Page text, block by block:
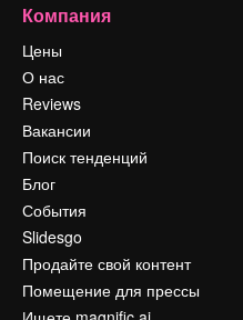
Компания
Цены
О нас
Reviews
Вакансии
Поиск тенденций
Блог
События
Slidesgo
Продайте свой контент
Помещение для прессы